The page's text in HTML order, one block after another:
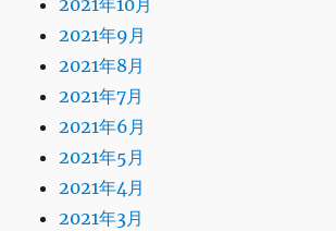
2021年10月
2021年9月
2021年8月
2021年7月
2021年6月
2021年5月
2021年4月
2021年3月